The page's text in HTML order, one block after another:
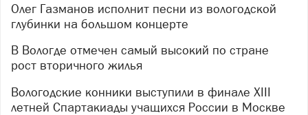
Олег Газманов исполнит песни из вологодской
глубинки на большом концерте
В Вологде отмечен самый высокий по стране
рост вторичного жилья
Вологодские конники выступили в финале XIII
летней Спартакиады учащихся России в Москве